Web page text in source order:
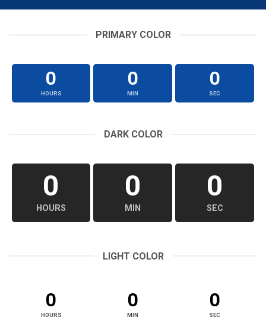
PRIMARY COLOR
0
HOURS
0
MIN
0
SEC
DARK COLOR
0
HOURS
0
MIN
0
SEC
LIGHT COLOR
0
HOURS
0
MIN
0
SEC